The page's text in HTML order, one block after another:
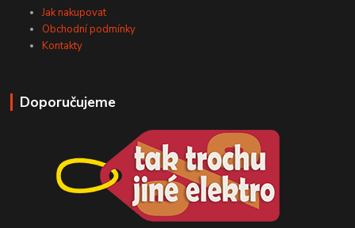
Jak nakupovat
Obchodní podmínky
Kontakty
Doporučujeme